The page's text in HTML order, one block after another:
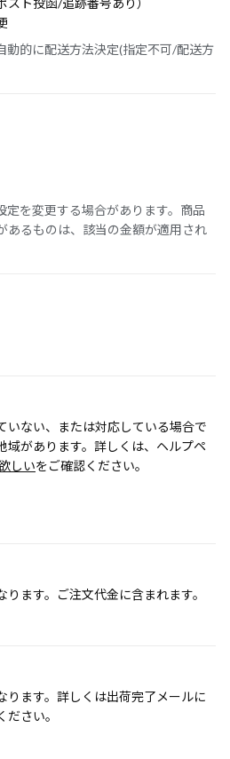
的に配送方法決定(指定不可/配送方
を変更する場合があります。商品
あるものは、該当の金額が適用され
いない、または対応している場合で
域があります。詳しくは、ヘルプペ
しいをご確認ください。
ます。ご注文代金に含まれます。
ります。詳しくは出荷完了メールに
さい。